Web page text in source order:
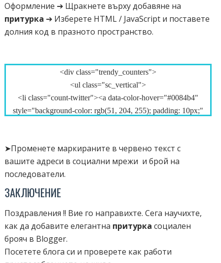
Оформление ➔ Щракнете върху добавяне на
притурка ➔ Изберете HTML / JavaScript и поставете
долния код в празното пространство.
<div class="trendy_counters">
<ul class="sc_vertical">
<li class="count-twitter"><a data-color-hover="#0084b4"
style="background-color: rgb(51, 204, 255); padding: 10px;"
color-hover="#fff"></span><span class="items"><span data-
color-hover="#fff" class="count" style="font-size:16px;
color:#fff">12
class="label" style="font-size:12px;
<li class="count-facebook"><a data-color-hover="#5E80BF"
style="background-color:#3B5998; padding:10px;" class="icon"
href="https://www.facebook.com/blogzablogove
class="fa fa-fw fa-facebook-official" style="font-size:24px;
➤Променете маркираните в червено текст с
вашите адреси в социални мрежи и брой на
последователи.
ЗАКЛЮЧЕНИЕ
Поздравления !! Вие го направихте. Сега научихте,
как да добавите елегантна притурка социален
брояч в Blogger.
Посетете блога си и проверете как работи